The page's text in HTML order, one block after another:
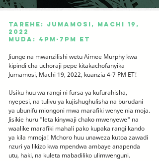
Tarehe: Jumamosi, Machi 19,
2022
Muda: 4pm-7pm ET
Jiunge na mwanzilishi wetu Aimee Murphy kwa
kipindi cha uchoraji pepe kitakachofanyika
Jumamosi, Machi 19, 2022, kuanzia 4-7 PM ET!
Usiku huu wa rangi ni fursa ya kufurahisha,
nyepesi, na tulivu ya kujishughulisha na burudani
ya ubunifu miongoni mwa marafiki wenye nia moja.
Jisikie huru "leta kinywaji chako mwenyewe" na
waalike marafiki mahali pako kupaka rangi kando
ya kila mmoja! Mchoro huu unaweza kutoa zawadi
nzuri ya likizo kwa mpendwa ambaye anapenda
utu, haki, na kuleta mabadiliko ulimwenguni.